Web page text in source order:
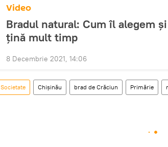
Video
Bradul natural: Cum îl alegem
țină mult timp
8 Decembrie 2021, 14:06
Societate Chișinău brad de Crăciun Primărie